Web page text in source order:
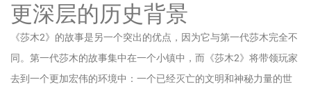
更深层的历史背景
《莎木2》的故事是另一个突出的优点，因为它与第一代莎木完全不
同。第一代莎木的故事集中在一个小镇中，而《莎木2》将带领玩家
去到一个更加宏伟的环境中：一个已经灭亡的文明和神秘力量的世